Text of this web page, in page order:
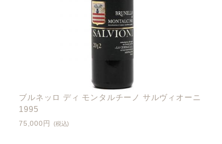
ブルネッロ ディ モンタルチーノ サルヴィオーニ
1995
75,000円 (税込)